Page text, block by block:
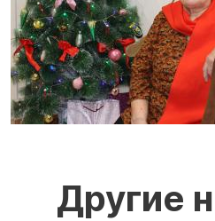
Другие